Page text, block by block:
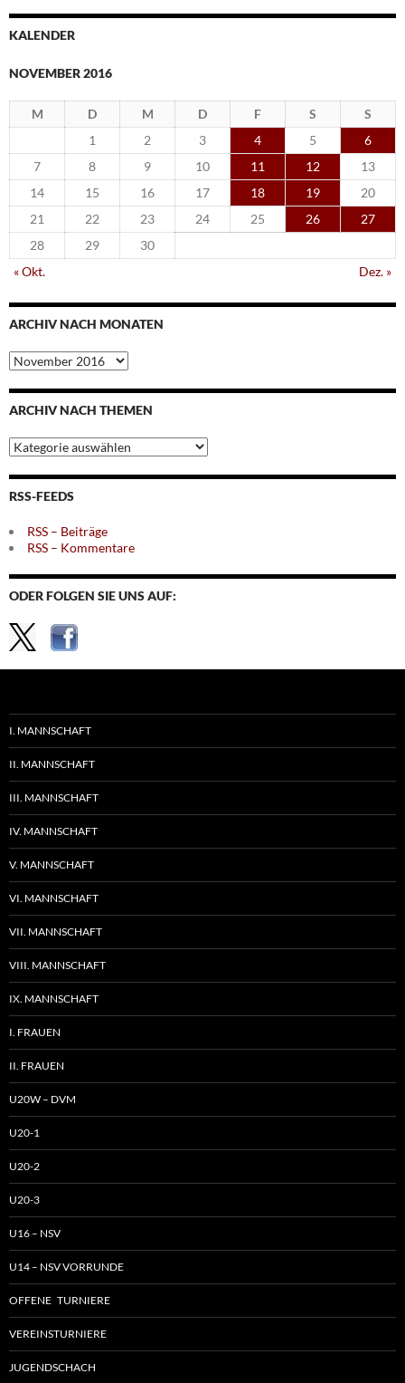
KALENDER
NOVEMBER 2016
M D M D F S
S
1
2 3 4 5
6
7
8 9 10 11 12
13
14
15 16 17 18 19
20
21
22 23 24 25 26
27
28
29
30
« Okt.
Dez. »
ARCHIV NACH MONATEN
Archiv
nach
Monaten
ARCHIV NACH THEMEN
Archiv
nach
Themen
RSS-FEEDS
RSS – Beiträge
RSS – Kommentare
ODER FOLGEN SIE UNS AUF:
I. MANNSCHAFT
II. MANNSCHAFT
III. MANNSCHAFT
IV. MANNSCHAFT
V. MANNSCHAFT
VI. MANNSCHAFT
VII. MANNSCHAFT
VIII. MANNSCHAFT
IX. MANNSCHAFT
I. FRAUEN
II. FRAUEN
U20W – DVM
U20-1
U20-2
U20-3
U16 – NSV
U14 – NSV VORRUNDE
OFFENE TURNIERE
VEREINSTURNIERE
JUGENDSCHACH